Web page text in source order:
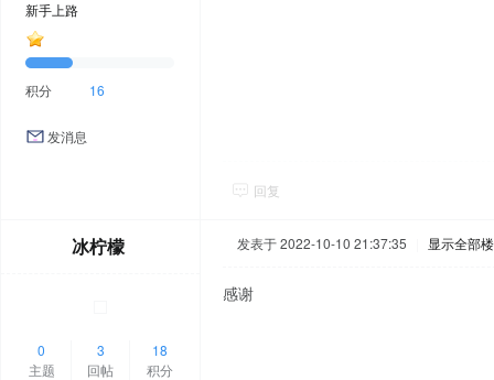
新手上路
积分 16
发消息
回复
冰柠檬
0
主题
3
回帖
18
积分
发表于 2022-10-10 21:37:35 显示全部
感谢